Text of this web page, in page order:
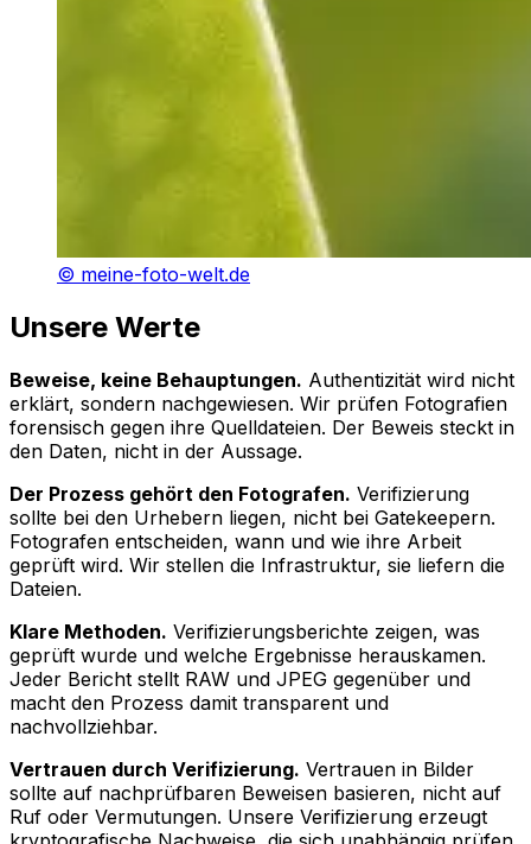
© meine-foto-welt.de
Unsere Werte
Beweise, keine Behauptungen. Authentizität wird nicht
erklärt, sondern nachgewiesen. Wir prüfen Fotografien
forensisch gegen ihre Quelldateien. Der Beweis steckt in
den Daten, nicht in der Aussage.
Der Prozess gehört den Fotografen. Verifizierung
sollte bei den Urhebern liegen, nicht bei Gatekeepern.
Fotografen entscheiden, wann und wie ihre Arbeit
geprüft wird. Wir stellen die Infrastruktur, sie liefern die
Dateien.
Klare Methoden. Verifizierungsberichte zeigen, was
geprüft wurde und welche Ergebnisse herauskamen.
Jeder Bericht stellt RAW und JPEG gegenüber und
macht den Prozess damit transparent und
nachvollziehbar.
Vertrauen durch Verifizierung. Vertrauen in Bilder
sollte auf nachprüfbaren Beweisen basieren, nicht auf
Ruf oder Vermutungen. Unsere Verifizierung erzeugt